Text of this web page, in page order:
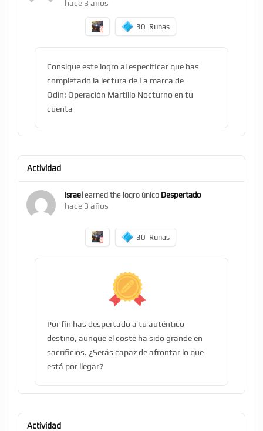
hace 3 años
30 Runas
Consigue este logro al especificar que has
completado la lectura de La marca de
Odín: Operación Martillo Nocturno en tu
cuenta
Actividad
Israel earned the logro único Despertado
hace 3 años
30 Runas
Por fin has despertado a tu auténtico
destino, aunque el coste ha sido grande en
sacrificios. ¿Serás capaz de afrontar lo que
está por llegar?
Actividad